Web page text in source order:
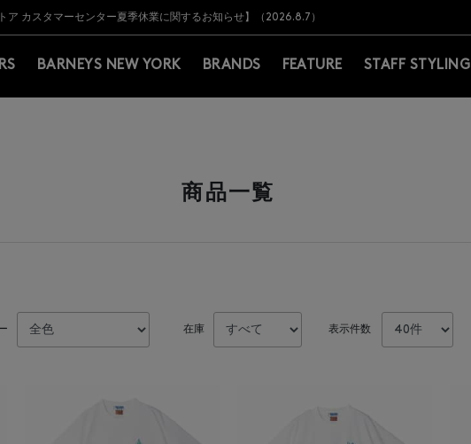
員のお客様は11,000円（税込）以上のお買上げで常時送料無料！お買い物の際は会員登録を！
季休業に伴う出荷一時停止のお知らせ】(2026.8.7)
ア カスタマーセンター夏季休業に関するお知らせ】（2026.8.7）
に伴う返品・交換承り一時停止のお知らせ】（2026.8.5）
を中心とした地震の影響によるお荷物のお届けについて
【開催中】SUMMER SALEのご案内・ご注意事項
員のお客様は11,000円（税込）以上のお買上げで常時送料無料！お買い物の際は会員登録を！
季休業に伴う出荷一時停止のお知らせ】(2026.8.7)
BARNEYS NEW YORK BRANDS FEATURE STAFF STYLING
商品一覧
在庫 表示件数